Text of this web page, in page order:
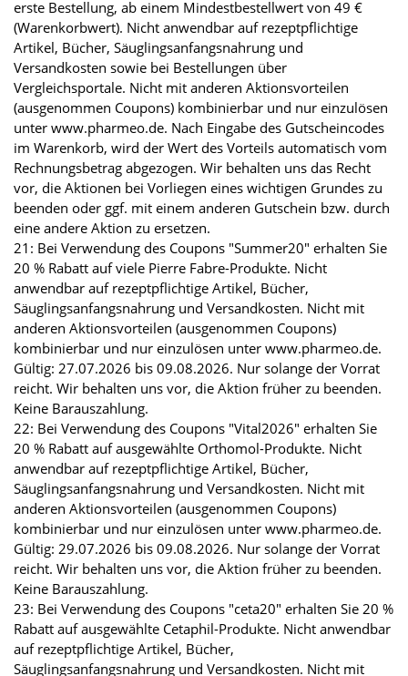
erste Bestellung, ab einem Mindestbestellwert von 49 €
(Warenkorbwert). Nicht anwendbar auf rezeptpflichtige
Artikel, Bücher, Säuglingsanfangsnahrung und
Versandkosten sowie bei Bestellungen über
Vergleichsportale. Nicht mit anderen Aktionsvorteilen
(ausgenommen Coupons) kombinierbar und nur einzulösen
unter www.pharmeo.de. Nach Eingabe des Gutscheincodes
im Warenkorb, wird der Wert des Vorteils automatisch vom
Rechnungsbetrag abgezogen. Wir behalten uns das Recht
vor, die Aktionen bei Vorliegen eines wichtigen Grundes zu
beenden oder ggf. mit einem anderen Gutschein bzw. durch
eine andere Aktion zu ersetzen.
21: Bei Verwendung des Coupons "Summer20" erhalten Sie
20 % Rabatt auf viele Pierre Fabre-Produkte. Nicht
anwendbar auf rezeptpflichtige Artikel, Bücher,
Säuglingsanfangsnahrung und Versandkosten. Nicht mit
anderen Aktionsvorteilen (ausgenommen Coupons)
kombinierbar und nur einzulösen unter www.pharmeo.de.
Gültig: 27.07.2026 bis 09.08.2026. Nur solange der Vorrat
reicht. Wir behalten uns vor, die Aktion früher zu beenden.
Keine Barauszahlung.
22: Bei Verwendung des Coupons "Vital2026" erhalten Sie
20 % Rabatt auf ausgewählte Orthomol-Produkte. Nicht
anwendbar auf rezeptpflichtige Artikel, Bücher,
Säuglingsanfangsnahrung und Versandkosten. Nicht mit
anderen Aktionsvorteilen (ausgenommen Coupons)
kombinierbar und nur einzulösen unter www.pharmeo.de.
Gültig: 29.07.2026 bis 09.08.2026. Nur solange der Vorrat
reicht. Wir behalten uns vor, die Aktion früher zu beenden.
Keine Barauszahlung.
23: Bei Verwendung des Coupons "ceta20" erhalten Sie 20 %
Rabatt auf ausgewählte Cetaphil-Produkte. Nicht anwendbar
auf rezeptpflichtige Artikel, Bücher,
Säuglingsanfangsnahrung und Versandkosten. Nicht mit